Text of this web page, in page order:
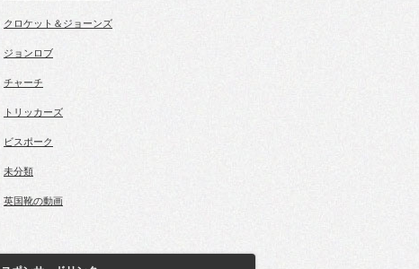
クロケット＆ジョーンズ
ジョンロブ
チャーチ
トリッカーズ
ビスポーク
未分類
英国靴の動画